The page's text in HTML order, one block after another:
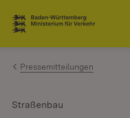
Zum Inhalt springen
Link zur Startseite
Pressemitteilungen
Straßenbau